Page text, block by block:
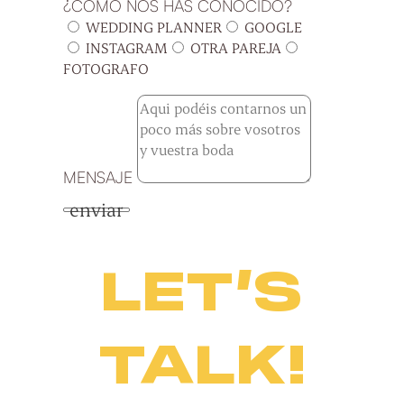
¿CÓMO NOS HAS CONOCIDO?
WEDDING PLANNER
GOOGLE
INSTAGRAM
OTRA PAREJA
FOTOGRAFO
MENSAJE
enviar
LET’S
TALK!